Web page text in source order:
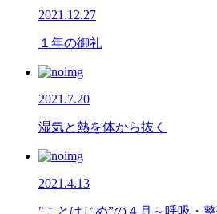
2021.12.27
１年の御礼
2021.7.20
湿気と熱を体から抜く
2021.4.13
"ことはじめ”の４月～呼吸・